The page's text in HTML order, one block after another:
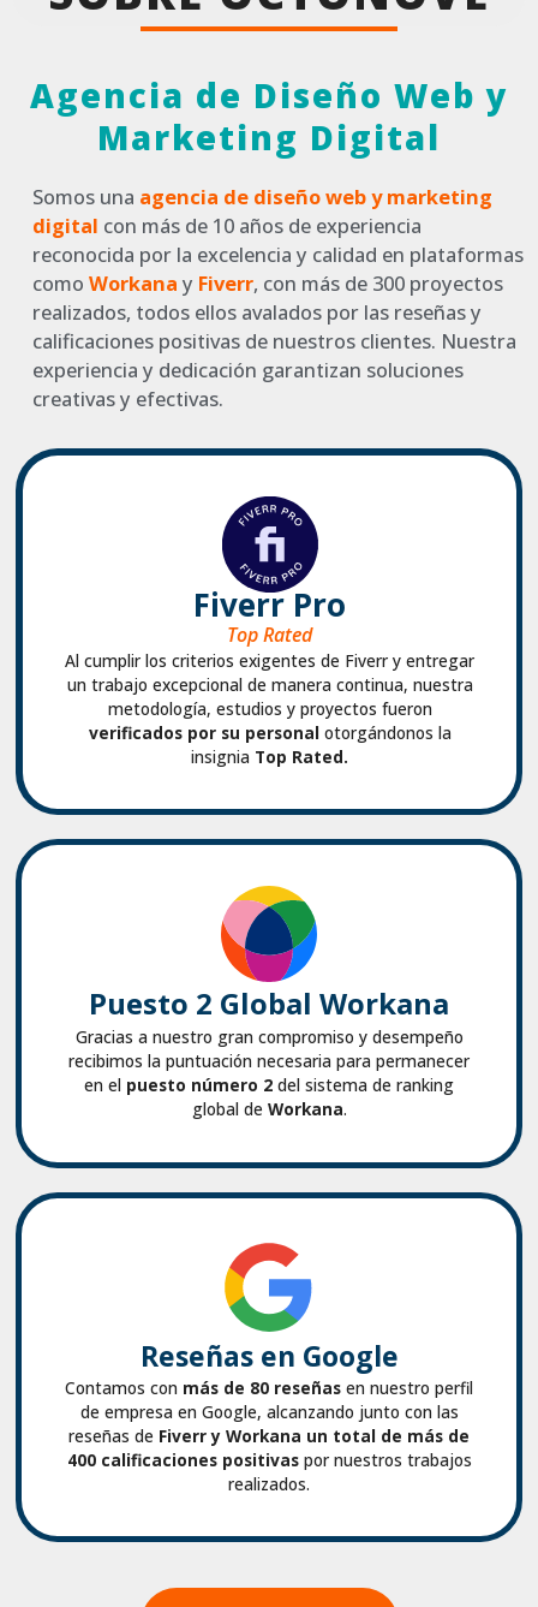
Agencia de Diseño Web y
Marketing Digital
Somos una agencia de diseño web y marketing
digital con más de 10 años de experiencia
reconocida por la excelencia y calidad en plataformas
comoWorkana y Fiverr, con más de 300 proyectos
realizados, todos ellos avalados por las reseñas y
calificaciones positivas de nuestros clientes. Nuestra
experiencia y dedicación garantizan soluciones
creativas y efectivas.
Fiverr Pro
Top Rated
Al cumplir los criterios exigentes de Fiverr y entregar
un trabajo excepcional de manera continua, nuestra
metodología, estudios y proyectos fueron
verificados por su personal otorgándonos la
insignia Top Rated.
Puesto 2 Global Workana
Gracias a nuestro gran compromiso y desempeño
recibimos la puntuación necesaria para permanecer
en el puesto número 2 del sistema de ranking
global de Workana.
Reseñas en Google
Contamos con más de 80 reseñas en nuestro perfil
de empresa en Google, alcanzando junto con las
reseñas de Fiverr y Workana un total de más de
400 calificaciones positivaspor nuestros trabajos
realizados.